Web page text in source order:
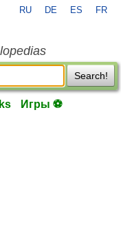
RU DE ES FR
Search!
Игры ⚽